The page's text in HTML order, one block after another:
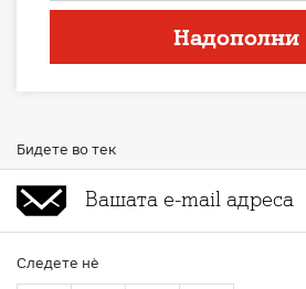
Надополни
Бидете во тек
Следете нè